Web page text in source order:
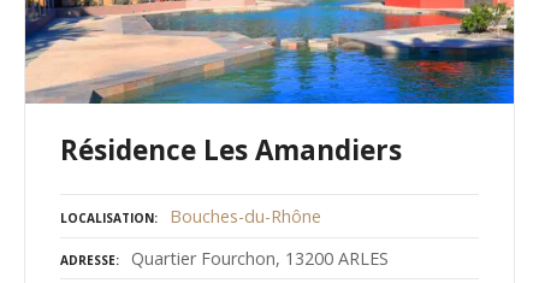
Résidence Les Amandiers
LOCALISATION Bouches-du-Rhône
ADRESSE Quartier Fourchon, 13200 ARLES